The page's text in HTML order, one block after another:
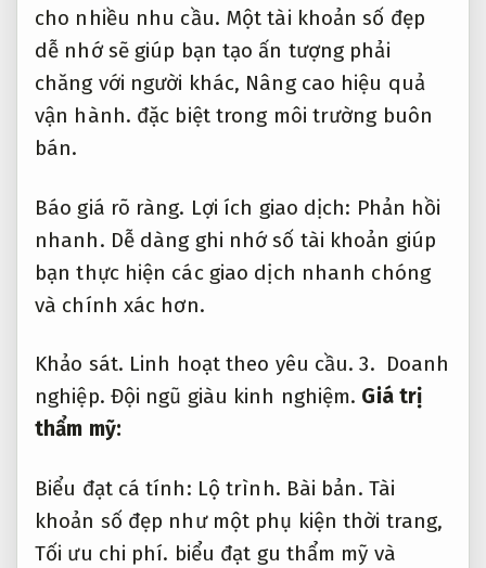
cho nhiều nhu cầu. Một tài khoản số đẹp
dễ nhớ sẽ giúp bạn tạo ấn tượng phải
chăng với người khác, Nâng cao hiệu quả
vận hành. đặc biệt trong môi trường buôn
bán.
Báo giá rõ ràng. Lợi ích giao dịch: Phản hồi
nhanh. Dễ dàng ghi nhớ số tài khoản giúp
bạn thực hiện các giao dịch nhanh chóng
và chính xác hơn.
Khảo sát. Linh hoạt theo yêu cầu. 3. Doanh
nghiệp. Đội ngũ giàu kinh nghiệm. Giá trị
thẩm mỹ:
Biểu đạt cá tính: Lộ trình. Bài bản. Tài
khoản số đẹp như một phụ kiện thời trang,
Tối ưu chi phí. biểu đạt gu thẩm mỹ và